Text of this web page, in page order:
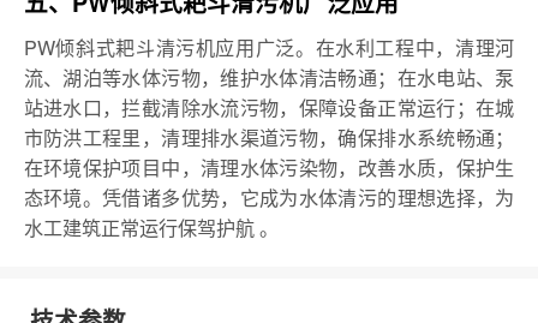
PW倾斜式耙斗清污机应用广泛。在水利工程中，清理河
流、湖泊等水体污物，维护水体清洁畅通；在水电站、泵
站进水口，拦截清除水流污物，保障设备正常运行；在城
市防洪工程里，清理排水渠道污物，确保排水系统畅通；
在环境保护项目中，清理水体污染物，改善水质，保护生
态环境。凭借诸多优势，它成为水体清污的理想选择，为
水工建筑正常运行保驾护航 。